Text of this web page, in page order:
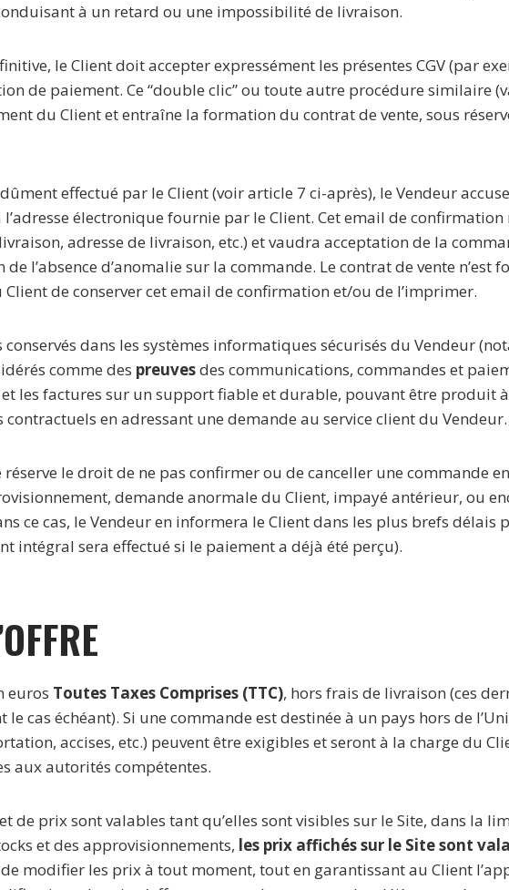
à un retard ou une impossibilité de livraison.
le Client doit accepter expressément les présentes CGV (par
de paiement. Ce “double clic” ou toute autre procédure similaire
du Client et entraîne la formation du contrat de vente, sous
effectué par le Client (voir article 7 ci-après), le Vendeur
l’adresse électronique fournie par le Client. Cet email de
adresse de livraison, etc.) et vaudra acceptation de la
l’absence d’anomalie sur la commande. Le contrat de vente n’est
de conserver cet email de confirmation et/ou de l’imprimer.
dans les systèmes informatiques sécurisés du Vendeur
comme des preuvesdes communications, commandes et
les factures sur un support fiable et durable, pouvant être produit
en adressant une demande au service client du Vendeur.
réserve le droit de ne pas confirmer ou de canceller une commande
demande anormale du Client, impayé antérieur, ou
ce cas, le Vendeur en informera le Client dans les plus brefs
intégral sera effectué si le paiement a déjà été perçu).
euros Toutes Taxes Comprises (TTC), hors frais de livraison (ces
cas échéant). Si une commande est destinée à un pays hors de
accises, etc.) peuvent être exigibles et seront à la charge du
aux autorités compétentes.
de prix sont valables tant qu’elles sont visibles sur le Site, dans la
et des approvisionnements, les prix affichés sur le Site sont
de modifier les prix à tout moment, tout en garantissant au Client